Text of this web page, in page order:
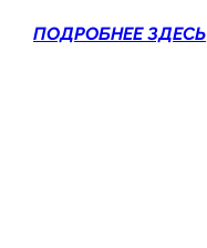
ПОДРОБНЕЕ ЗДЕСЬ